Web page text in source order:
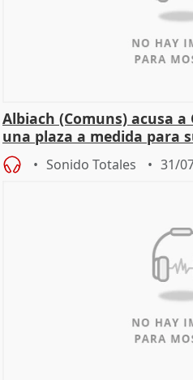
Albiach (Comuns) acusa a
una plaza a medida para
Sonido Totales 31/